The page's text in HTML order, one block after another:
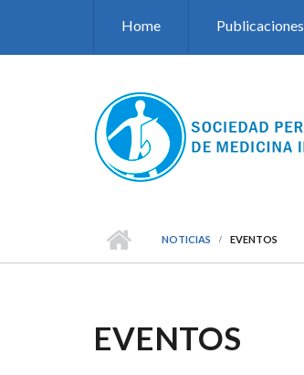
Home Publicaciones
NOTICIAS EVENTOS
EVENTOS